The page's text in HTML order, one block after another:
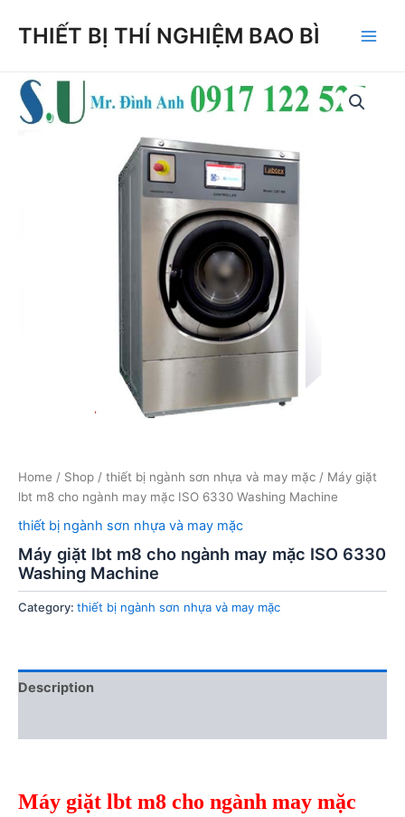
THIẾT BỊ THÍ NGHIỆM BAO BÌ
Home / Shop / thiết bị ngành sơn nhựa và may mặc / Máy giặt
lbt m8 cho ngành may mặc ISO 6330 Washing Machine
thiết bị ngành sơn nhựa và may mặc
Máy giặt lbt m8 cho ngành may mặc ISO 6330
Washing Machine
Category: thiết bị ngành sơn nhựa và may mặc
Description
Máy giặt lbt m8 cho ngành may mặc